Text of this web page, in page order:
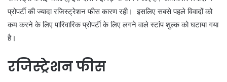
प्रोपर्टी की ज्यादा रजिस्ट्रेशन फीस कारण रही। इसलिए सबसे पहले विवादों को
कम करने के लिए पारिवारिक प्रोपर्टी के लिए लगने वाले स्टांप शुल्क को घटाया गया
है।
रजिस्ट्रेशन फीस